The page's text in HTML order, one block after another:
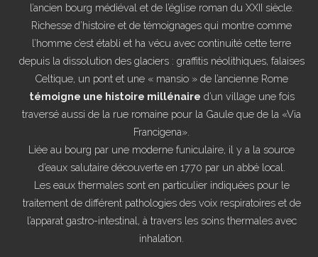
l’ancien bourg médiéval et de l’église roman du XXII siècle.
Richesse d’histoire et de témoignages qui montre comme
l’homme c’est établi et ha vécu avec continuité cette terre
depuis la dissolution des glaciers : graffitis néolithiques, falaises
Celtique, un pont et une « mansio » de l’ancienne Rome
témoigne une histoire millénaire d’un village une fois
traversé aussi de la rue romaine pour la Gaule que de la «Via
Francigena».
Liée au bourg par une moderne funiculaire, il y a la source
d’eaux salutaire découverte en 1770 par un abbé local.
Les eaux thermales sont en particulier indiquées pour le
traitement de différent pathologies des voix respiratoires et de
l’apparat gastro-intestinal, à travers les soins thermales avec
inhalation.